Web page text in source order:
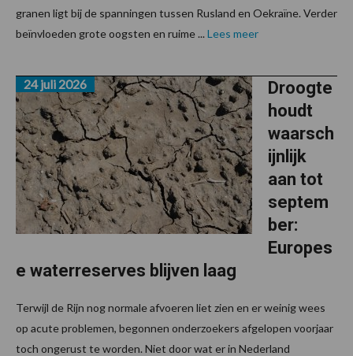
granen ligt bij de spanningen tussen Rusland en Oekraïne. Verder
beïnvloeden grote oogsten en ruime ... Lees meer
Droogte
houdt
waarsch
ijnlijk
aan tot
septem
ber:
Europes
e waterreserves blijven laag
24 juli 2026
Terwijl de Rijn nog normale afvoeren liet zien en er weinig wees
op acute problemen, begonnen onderzoekers afgelopen voorjaar
toch ongerust te worden. Niet door wat er in Nederland